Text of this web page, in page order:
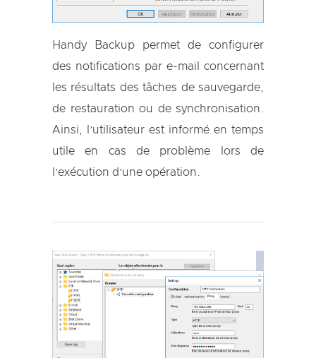
Handy Backup permet de configurer
des notifications par e-mail concernant
les résultats des tâches de sauvegarde,
de restauration ou de synchronisation.
Ainsi, l’utilisateur est informé en temps
utile en cas de problème lors de
l’exécution d’une opération.